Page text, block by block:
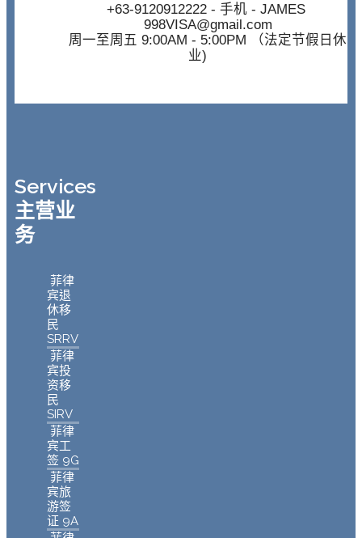
+63-9120912222- 手机 - JAMES
998VISA@gmail.com
周一至周五 9:00AM - 5:00PM （法定节假日休
业)
Services
主营业
务
菲律
宾退
休移
民
SRRV
菲律
宾投
资移
民
SIRV
菲律
宾工
签 9G
菲律
宾旅
游签
证 9A